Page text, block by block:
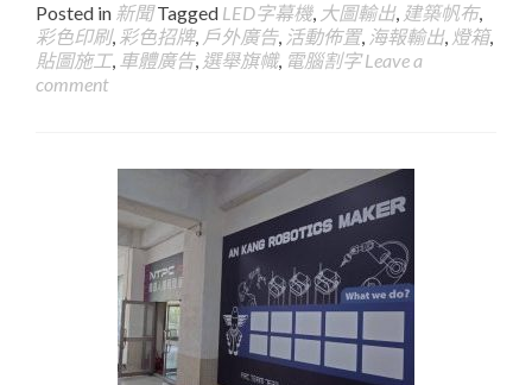
Posted in 新聞 Tagged LED字幕機, 大圖輸出, 建築帆布,
彩色印刷, 彩色招牌, 戶外廣告, 活動佈置, 海報輸出, 燈箱,
貼圖施工, 車體廣告, 選舉旗幟, 電腦割字 Leave a
comment